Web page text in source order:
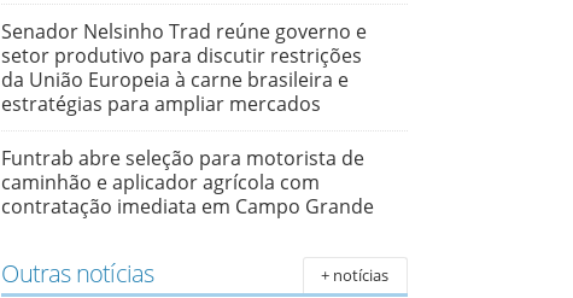
Senador Nelsinho Trad reúne governo e
setor produtivo para discutir restrições
da União Europeia à carne brasileira e
estratégias para ampliar mercados
Funtrab abre seleção para motorista de
caminhão e aplicador agrícola com
contratação imediata em Campo Grande
Outras notícias + notícias